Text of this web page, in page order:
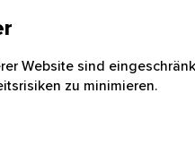
Website sind
zu minimieren.